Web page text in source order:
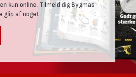
kun online. Tilmeld dig Bygmas
glip af noget.